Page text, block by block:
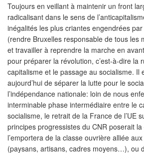
Toujours en veillant à maintenir un front
radicalisant dans le sens de
inégalités les plus criantes engendrées
(rendre Bruxelles responsable de tous les
et travailler à reprendre la marche en
pour préparer la révolution, c’est-à-dire la
capitalisme et le passage au socialisme. Il
aujourd’hui de séparer la lutte pour le
l’indépendance nationale: loin de nous
interminable phase intermédiaire entre le
socialisme, le retrait de la France de l’UE
principes progressistes du CNR poserait
l’emportera de la classe ouvrière alliée
(paysans, artisans, cadres moyens…), ou